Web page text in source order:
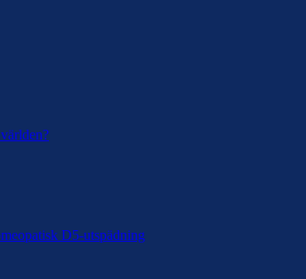
D5-utspädning